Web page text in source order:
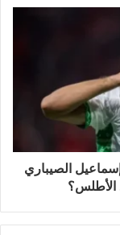
الصيباري
الأطلس؟